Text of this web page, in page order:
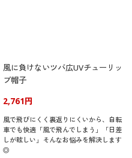
風に負けないツバ広UVチューリッ
プ帽子
2,761円
風で飛びにくく裏返りにくいから、自転
車でも快適「風で飛んでしまう」「日差
しが眩しい」そんなお悩みを解決します
◎